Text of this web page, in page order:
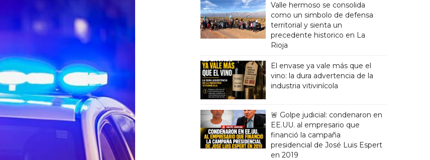
Valle hermoso se consolida
como un simbolo de defensa
territorial y sienta un
precedente historico en La
Rioja
El envase ya vale más que el
vino: la dura advertencia de la
industria vitivinícola
🚨 Golpe judicial: condenaron en
EE.UU. al empresario que
financió la campaña
presidencial de José Luis Espert
en 2019